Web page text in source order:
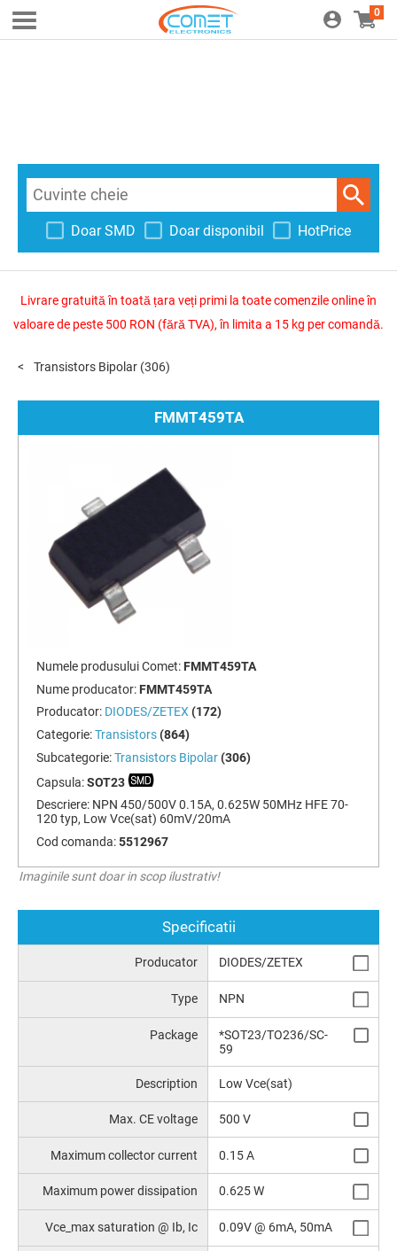
0
Doar SMD Doar disponibil HotPrice
Livrare gratuită în toată țara veți primi la toate comenzile online în
valoare de peste 500 RON (fără TVA), în limita a 15 kg per comandă.
Transistors Bipolar (306)
FMMT459TA
Numele produsului Comet: FMMT459TA
Nume producator: FMMT459TA
Producator: DIODES/ZETEX (172)
Categorie:Transistors (864)
Subcategorie:Transistors Bipolar (306)
Capsula:SOT23
Descriere: NPN 450/500V 0.15A, 0.625W 50MHz HFE 70-
120 typ, Low Vce(sat) 60mV/20mA
Cod comanda:5512967
Imaginile sunt doar in scop ilustrativ!
Specificatii
Producator DIODES/ZETEX
Type NPN
Package
*SOT23/TO236/SC-
59
Description Low Vce(sat)
Max. CE voltage 500 V
Maximum collector current 0.15 A
Maximum power dissipation 0.625 W
Vce_max saturation @ Ib, Ic 0.09V @ 6mA, 50mA